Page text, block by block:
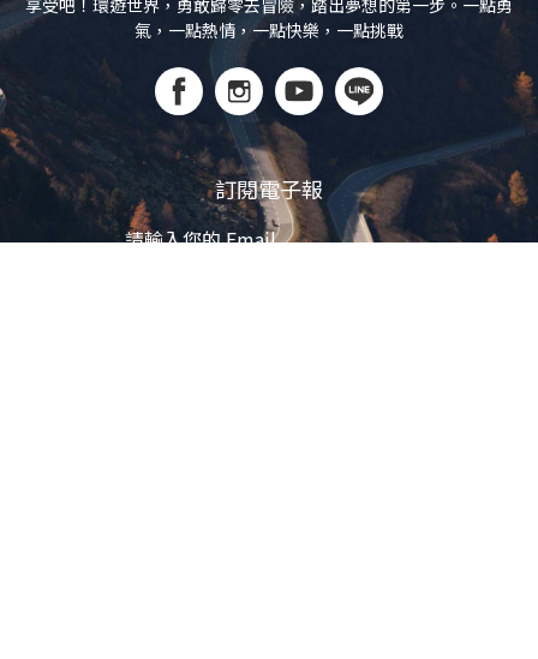
享受吧！環遊世界，勇敢歸零去冒險，踏出夢想的第一步。一點勇
氣，一點熱情，一點快樂，一點挑戰
訂閱電子報